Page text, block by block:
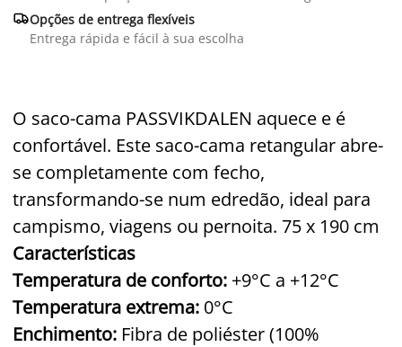
Opções de entrega flexíveis
Entrega rápida e fácil à sua escolha
O saco-cama PASSVIKDALEN aquece e é
confortável. Este saco-cama retangular abre-
se completamente com fecho,
transformando-se num edredão, ideal para
campismo, viagens ou pernoita. 75 x 190 cm
Características
Temperatura de conforto: +9°C a +12°C
Temperatura extrema: 0°C
Enchimento: Fibra de poliéster (100%